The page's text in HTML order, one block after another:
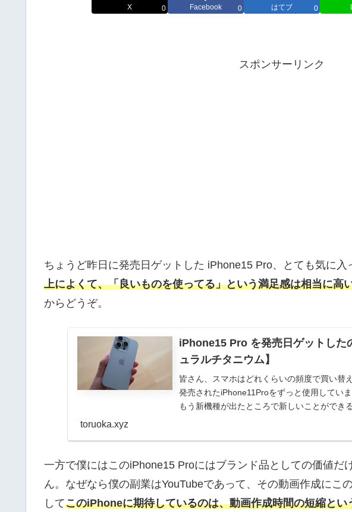
X 0 Facebook 0 はてブ 0
スポンサーリンク
ちょうど昨日に発売日ゲットした iPhone15 Pro、とても気に入
上によくて、「良いものを使ってる」という満足感は相当に高
からどうぞ。
iPhone15 Pro を発売日ゲットした
ュラルチタニウム】
皆さん、スマホはどれくらいの頻度で買い替
発売されたiPhone11Proをずっと使用してい
もう新機種が出たところで新しいことができ
toruoka.xyz
一方で僕にはこのiPhone15 Proにはブランド品としての価値だ
ん。なぜなら僕の副業はYouTubeであって、その動画作成にこ
してこのiPhoneに期待しているのは、動画作成時間の短縮とい